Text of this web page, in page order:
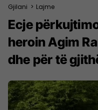
Gjilani > Lajme
Ecje
heroin Agim
dhe për të